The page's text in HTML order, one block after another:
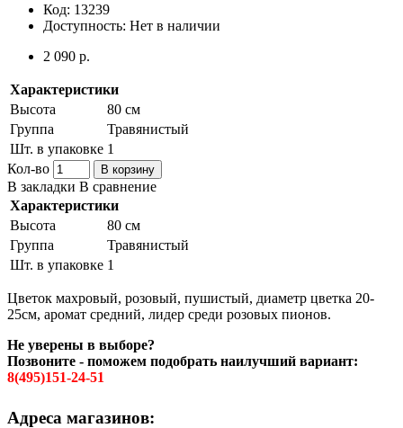
Код: 13239
Доступность: Нет в наличии
2 090 р.
Характеристики
Высота
80 см
Группа
Травянистый
Шт. в упаковке 1
Кол-во
В корзину
В закладки В сравнение
Характеристики
Высота
80 см
Группа
Травянистый
Шт. в упаковке 1
Цветок махровый, розовый, пушистый, диаметр цветка 20-
25см, аромат средний, лидер среди розовых пионов.
Не уверены в выборе?
Позвоните - поможем подобрать наилучший вариант:
8(495)151-24-51
Адреса магазинов: